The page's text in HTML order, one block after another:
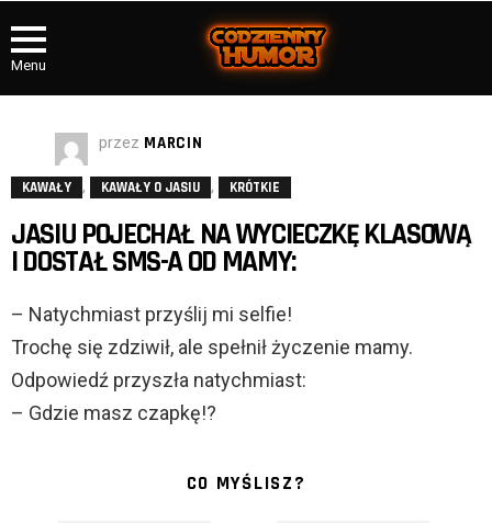
Menu
przez MARCIN
KAWAŁY , KAWAŁY O JASIU , KRÓTKIE
JASIU POJECHAŁ NA WYCIECZKĘ KLASOWĄ
I DOSTAŁ SMS-A OD MAMY:
– Natychmiast przyślij mi selfie!
Trochę się zdziwił, ale spełnił życzenie mamy.
Odpowiedź przyszła natychmiast:
– Gdzie masz czapkę!?
CO MYŚLISZ?